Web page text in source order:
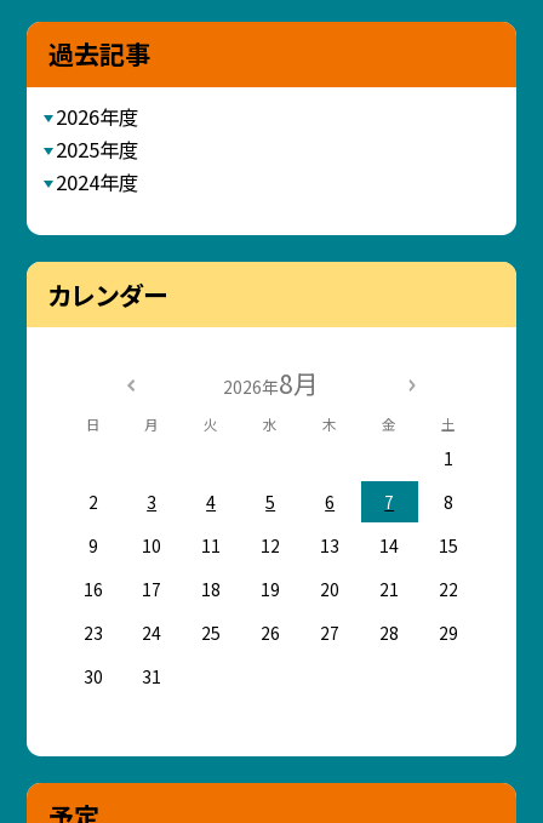
過去記事
2026年度
2025年度
2024年度
カレンダー
2026年8月
日 月 火 水 木 金 土
1
2
3 4 5 6 7
8
9
10 11 12 13 14
15
16
17 18 19 20 21
22
23
24 25 26 27 28
29
30
31
予定